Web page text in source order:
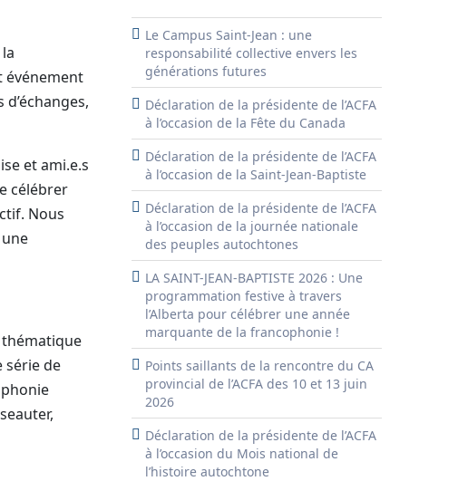
événement
et ami.e.s
célébrer
Nous
série de
Le Campus Saint-Jean : une
responsabilité collective envers les
générations futures
Déclaration de la présidente de l’ACFA
à l’occasion de la Fête du Canada
Déclaration de la présidente de l’ACFA
à l’occasion de la Saint-Jean-Baptiste
Déclaration de la présidente de l’ACFA
à l’occasion de la journée nationale
des peuples autochtones
LA SAINT-JEAN-BAPTISTE 2026 : Une
programmation festive à travers
l’Alberta pour célébrer une année
marquante de la francophonie !
Points saillants de la rencontre du CA
provincial de l’ACFA des 10 et 13 juin
2026
Déclaration de la présidente de l’ACFA
à l’occasion du Mois national de
l’histoire autochtone